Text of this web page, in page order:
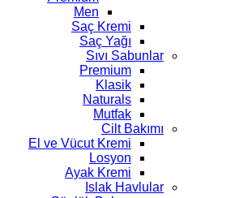
Men
Saç Kremi
Saç Yağı
Sıvı Sabunlar
Premium
Klasik
Naturals
Mutfak
Cilt Bakımı
El ve Vücut Kremi
Losyon
Ayak Kremi
Islak Havlular